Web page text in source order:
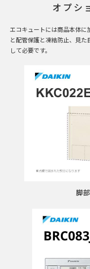
オプシ
エコキュートには商品本体に
と配管保護と凍結防止、見
して必要です。
脚